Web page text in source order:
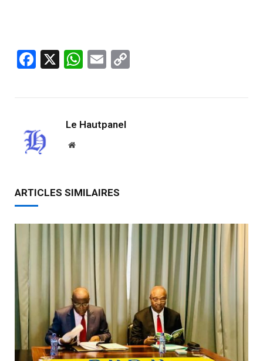
Facebook
X WhatsApp
Email
Le Hautpanel
Website
ARTICLES SIMILAIRES